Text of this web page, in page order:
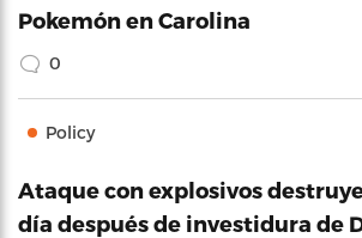
Pokemón en Carolina
0
Policy
Ataque con explosivos
día después de investidura de